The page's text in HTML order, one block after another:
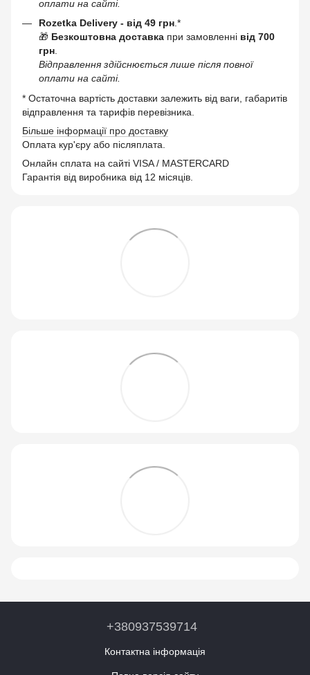
оплати на сайті.
Rozetka Delivery - від 49 грн .*
🎁 Безкоштовна доставка при замовленні від 700
грн
Відправлення здійснюється лише після повної
оплати на сайті.
* Остаточна вартість доставки залежить від ваги, габаритів
відправлення та тарифів перевізника.
Більше інформації про доставку
Оплата кур'єру або післяплата.
Онлайн сплата на сайті VISA / MASTERCARD
Гарантія від виробника від 12 місяців.
+380937539714
Контактна інформація